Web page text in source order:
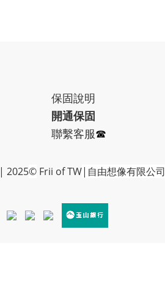
保固說明
開通保固
聯繫客服☎︎
| 2025© Frii of TW|自由想像有限公司